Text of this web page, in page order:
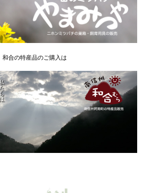
和合の特産品のご購入は